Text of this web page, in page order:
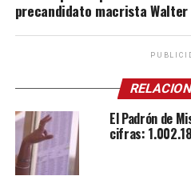
precandidato macrista Walter
El Padrón de
cifras: